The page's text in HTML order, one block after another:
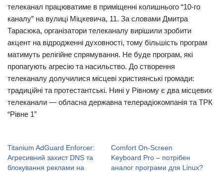
телеканал працюватиме в приміщенні колишнього “10-го
каналу” на вулиці Міцкевича, 11. За словами Дмитра
Тарасюка, організатори телеканалу вирішили зробити
акцент на відродженні духовності, тому більшість програм
матимуть релігійне спрямування. Не буде програм, які
пропагують агресію та насильство. До створення
телеканалу долучилися місцеві християнські громади:
традиційні та протестантські. Нині у Рівному є два місцевих
телеканали — обласна державна телерадіокомпанія та ТРК
“Рівне 1”
Titanium AdGuard Enforcer:
Агресивний захист DNS та
блокування реклами на
Comfort On-Screen
Keyboard Pro – потрібен
аналог програми для Linux?